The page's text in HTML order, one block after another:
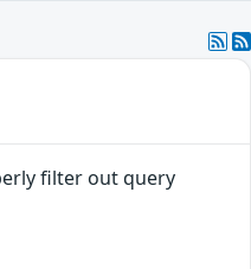
filter out query